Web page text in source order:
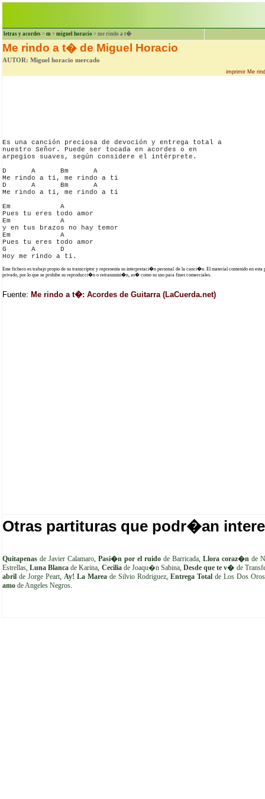
letras y acordes > m > miguel horacio > me rindo a t�
Me rindo a t� de Miguel Horacio
AUTOR: Miguel horacio mercado
imprimir Me
Es una canción preciosa de devoción y entrega total a
nuestro Señor. Puede ser tocada en acordes o en
arpegios suaves, según considere el intérprete.
D      A      Bm      A
Me rindo a ti, me rindo a ti
D      A      Bm      A
Me rindo a ti, me rindo a ti
Em            A
Pues tu eres todo amor
Em            A
y en tus brazos no hay temor
Em            A
Pues tu eres todo amor
G      A      D
Este fichero es trabajo propio de su transcriptor y representa su interpretaci�n personal de la canci�n. El material contenido en esta
privado, por lo que se prohibe su reproducci�n o retransmisi�n, as� como su uso para fines comerciales.
Fuente: Me rindo a t�: Acordes de Guitarra (LaCuerda.net)
Otras partituras que podr�an
Quitapenas de Javier Calamaro, Pasi�n por el ruido de Barricada, Llora coraz�n de
Estrellas,Luna Blanca de Karina, Ceciliade Joaqu�n Sabina,Desde que te v� de
abril de Jorge Peart, Ay! La Marea de Silvio Rodriguez, Entrega Total de Los Dos Oros
amo de Angeles Negros.